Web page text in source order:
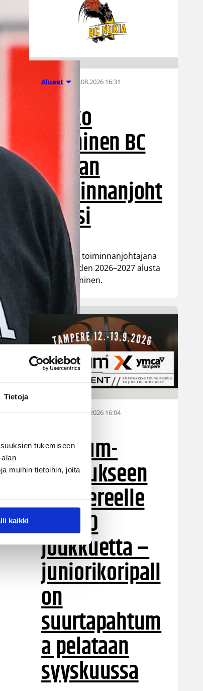
Tietoja
tukemiseen
muihin tietoihin, joita
kaikki
Alueet 01.08.2026 16:31
Mikko
Salminen BC
Nokian
toiminnanjoht
ajaksi
BC Nokian toiminnanjohtajana
toimii kauden 2026–2027 alusta
Mikko Salminen.
28.07.2026 16:04
Stadium-
turnaukseen
Tampereelle
yli 200
joukkuetta –
juniorikoripall
on
suurtapahtum
a pelataan
syyskuussa